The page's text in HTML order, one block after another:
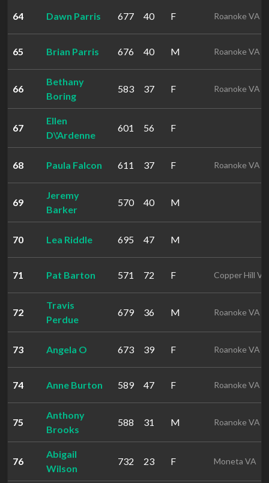
64 Dawn Parris 677 40 F Roanoke VA
65 Brian Parris 676 40 M Roanoke VA
66
Bethany
Boring
583 37 F Roanoke VA
67
Ellen
D\'Ardenne
601 56 F
68 Paula Falcon 611 37 F Roanoke VA
69
Jeremy
Barker
570 40 M
70 Lea Riddle 695 47 M
71 Pat Barton 571 72 F Copper Hill VA
72
Travis
Perdue
679 36 M Roanoke VA
73 Angela O 673 39 F Roanoke VA
74 Anne Burton 589 47 F Roanoke VA
75
Anthony
Brooks
588 31 M Roanoke VA
76
Abigail
Wilson
732 23 F Moneta VA